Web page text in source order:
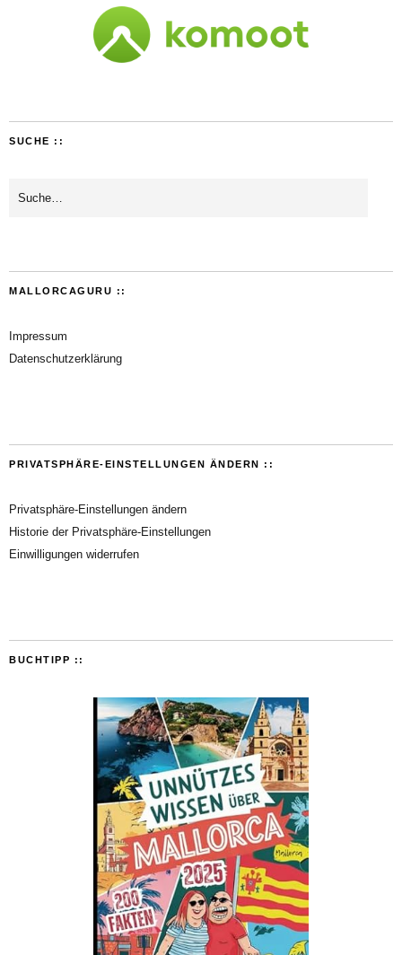
SUCHE ::
MALLORCAGURU ::
Impressum
Datenschutzerklärung
PRIVATSPHÄRE-EINSTELLUNGEN ÄNDERN ::
Privatsphäre-Einstellungen ändern
Historie der Privatsphäre-Einstellungen
Einwilligungen widerrufen
BUCHTIPP ::